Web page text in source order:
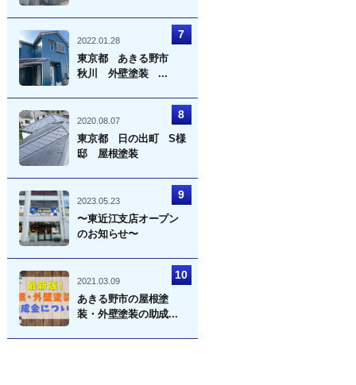
2022.01.28
東京都 あきる野市
秋川 外壁塗装 ...
2020.08.07
東京都 日の出町 S様
邸 屋根塗装
2023.05.23
〜東近江支店オープン
のお知らせ〜
2021.03.09
あきる野市の屋根塗
装・外壁塗装の助成...